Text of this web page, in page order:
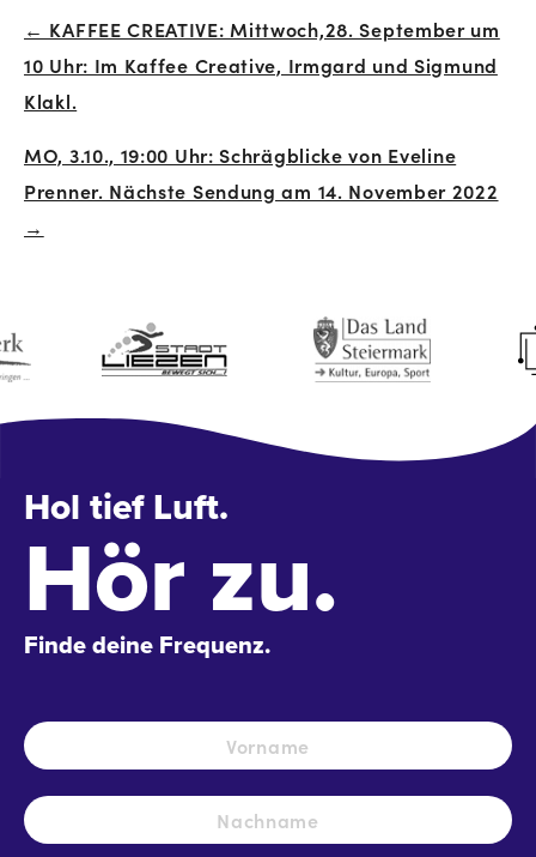
Beitrags-
Navigation
← KAFFEE CREATIVE: Mittwoch,28. September um
10 Uhr: Im Kaffee Creative, Irmgard und Sigmund
Klakl.
MO, 3.10., 19:00 Uhr: Schrägblicke von Eveline
Prenner. Nächste Sendung am 14. November 2022
→
Hol tief Luft.
Hör zu.
Finde deine Frequenz.
Name *